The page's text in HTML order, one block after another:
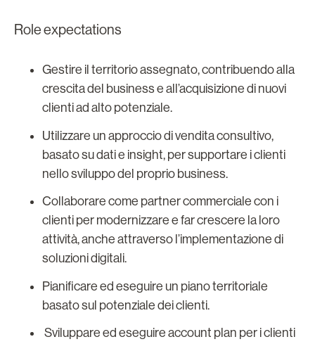
Role expectations
Gestire il territorio assegnato, contribuendo alla
crescita del business e all’acquisizione di nuovi
clienti ad alto potenziale.
Utilizzare un approccio di vendita consultivo,
basato su dati e insight, per supportare i clienti
nello sviluppo del proprio business.
Collaborare come partner commerciale con i
clienti per modernizzare e far crescere la loro
attività, anche attraverso l’implementazione di
soluzioni digitali.
Pianificare ed eseguire un piano territoriale
basato sul potenziale dei clienti.
Sviluppare ed eseguire account plan per i clienti